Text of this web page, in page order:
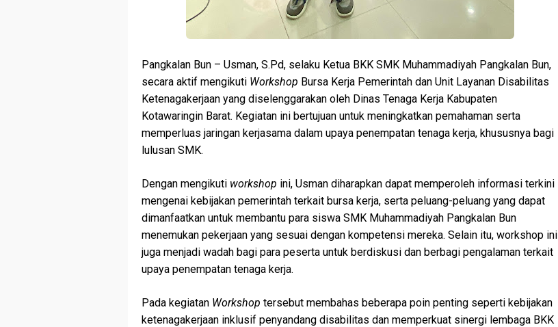
Pangkalan Bun – Usman, S.Pd, selaku Ketua BKK SMK Muhammadiyah Pangkalan Bun,
secara aktif mengikuti Workshop Bursa Kerja Pemerintah dan Unit Layanan Disabilitas
Ketenagakerjaan yang diselenggarakan oleh Dinas Tenaga Kerja Kabupaten
Kotawaringin Barat. Kegiatan ini bertujuan untuk meningkatkan pemahaman serta
memperluas jaringan kerjasama dalam upaya penempatan tenaga kerja, khususnya bagi
lulusan SMK.
Dengan mengikuti workshop ini, Usman diharapkan dapat memperoleh informasi terkini
mengenai kebijakan pemerintah terkait bursa kerja, serta peluang-peluang yang dapat
dimanfaatkan untuk membantu para siswa SMK Muhammadiyah Pangkalan Bun
menemukan pekerjaan yang sesuai dengan kompetensi mereka. Selain itu, workshop ini
juga menjadi wadah bagi para peserta untuk berdiskusi dan berbagi pengalaman terkait
upaya penempatan tenaga kerja.
Pada kegiatan Workshop tersebut membahas beberapa poin penting seperti kebijakan
ketenagakerjaan inklusif penyandang disabilitas dan memperkuat sinergi lembaga BKK